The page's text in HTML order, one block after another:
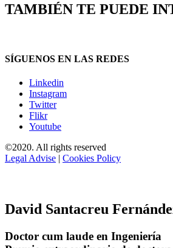
TAMBIÉN TE PUEDE
SÍGUENOS EN LAS REDES
Linkedin
Instagram
Twitter
Flikr
Youtube
©2020. All rights reserved
Legal Advise | Cookies Policy
David Santacreu
Doctor cum laude en Ingeniería